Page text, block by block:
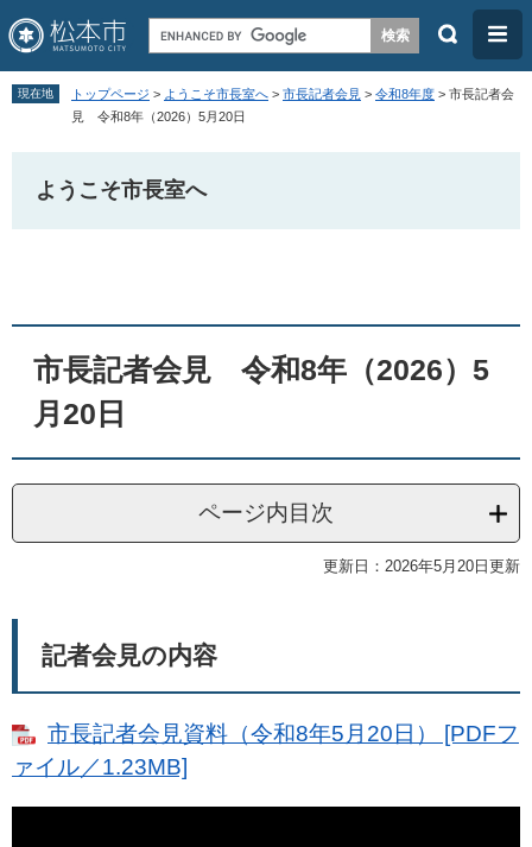
ペ
ジ
す
メ
ュ
し
へ
検
メ
ニ
ュ
現在地 トップページ > ようこそ市長室へ > 市長記者会見 > 令和8年度 > 市長記者会
見 令和8年（2026）5月20日
ようこそ市長室へ
市長記者会見 令和8年（2026）5
月20日
ページ内目次
更新日：2026年5月20日更新
記者会見の内容
市長記者会見資料（令和8年5月20日） [PDFフ
ァイル／1.23MB]